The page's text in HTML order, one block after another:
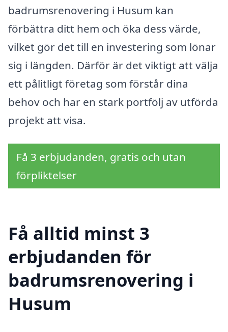
badrumsrenovering i Husum kan
förbättra ditt hem och öka dess värde,
vilket gör det till en investering som lönar
sig i längden. Därför är det viktigt att välja
ett pålitligt företag som förstår dina
behov och har en stark portfölj av utförda
projekt att visa.
Få 3 erbjudanden, gratis och utan
förpliktelser
Få alltid minst 3
erbjudanden för
badrumsrenovering i
Husum